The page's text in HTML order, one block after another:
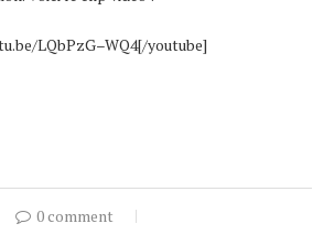
LQbPzG–WQ4[/youtube]
0 comment